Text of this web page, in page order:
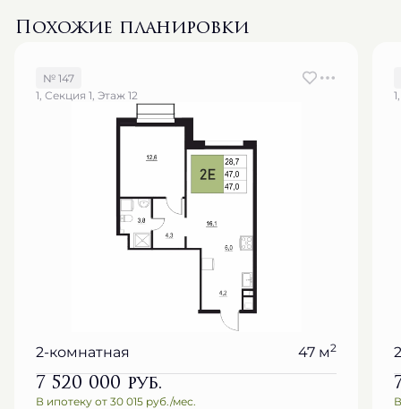
Похожие планировки
№ 147
1, Секция 1, Этаж 12
2-комнатная 47 м2
7 520 000руб.
В ипотеку от 30 015 руб./мес.